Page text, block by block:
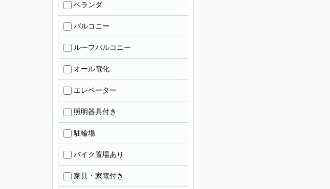
ベランダ
バルコニー
ルーフバルコニー
オール電化
エレベーター
照明器具付き
駐輪場
バイク置場あり
家具・家電付き